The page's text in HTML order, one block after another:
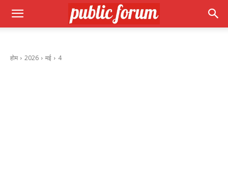
होम 2026 मई 4